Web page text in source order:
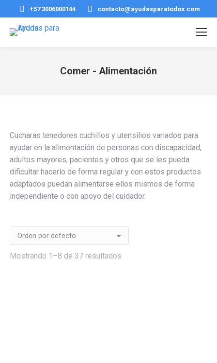
+57 3006000144 contacto@ayudasparatodos.com
Comer - Alimentación
Cucharas tenedores cuchillos y utensilios variados para
ayudar en la alimentación de personas con discapacidad,
adultos mayores, pacientes y otros que se les pueda
dificultar hacerlo de forma regular y con estos productos
adaptados puedan alimentarse ellos mismos de forma
independiente o con apoyo del cuidador.
Mostrando 1–8 de 37 resultados